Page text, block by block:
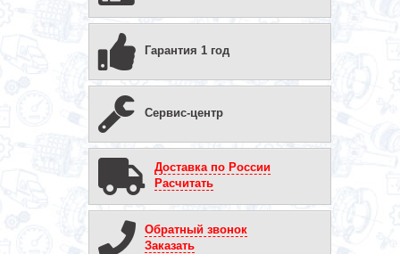
Гарантия 1 год
Сервис-центр
Доставка по России
Расчитать
Обратный звонок
Заказать